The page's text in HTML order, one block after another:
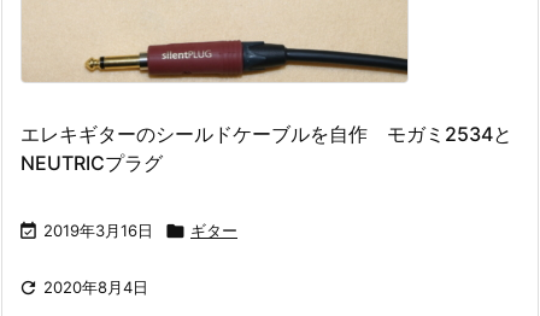
エレキギターのシールドケーブルを自作 モガミ2534と
NEUTRICプラグ
 2019年3月16日  ギター
 2020年8月4日